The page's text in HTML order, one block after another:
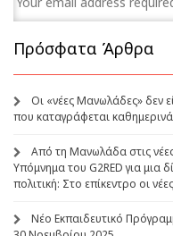
Πρόσφατα Άρθρα
Οι «νέες Μανωλάδες» δεν
που καταγράφεται
Από τη Μανωλάδα στις
Υπόμνημα του G2RED για μια
πολιτική: Στο επίκεντρο οι
Νέο Εκπαιδευτικό